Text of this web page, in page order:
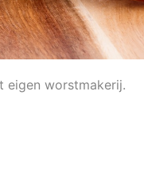
eigen worstmakerij.